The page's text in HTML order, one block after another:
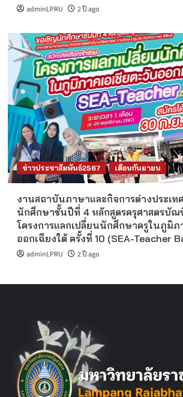
adminLPRU 2 ปี ago
ข่าวประชาสัมพันธ์2567 เดือนกันยายน
งานสถาบันภาษาและกิจการต่างประเท
นักศึกษาชั้นปีที่ 4 หลักสูตรครุศาสตรบัณ
โครงการแลกเปลี่ยนนักศึกษาครูในภูมิภ
ออกเฉียงใต้ ครั้งที่ 10 (SEA-Teacher
adminLPRU 2 ปี ago